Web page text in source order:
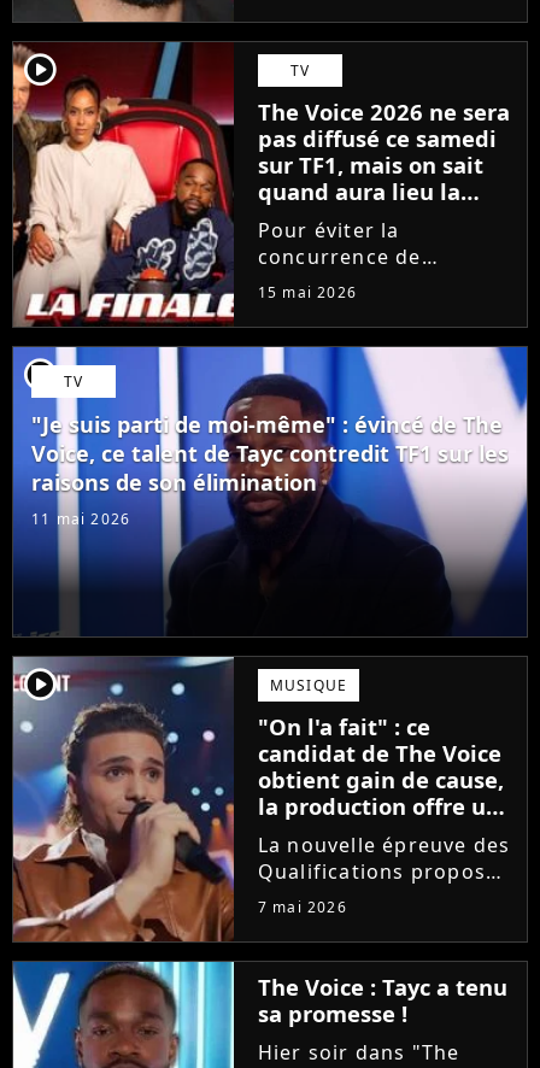
raison des accusations
portées contre lui, le
chanteur a choisi une
émission hautement
symbolique...
player2 TV
The Voice 2026 ne sera
pas diffusé ce samedi
sur TF1, mais on sait
quand aura lieu la
grande finale
Pour éviter la
concurrence de
l'Eurovision sur France
des programmes. Le
prochain épisode de
The Voice, consacré aux
Performances, est
avancé d'un jour. La...
15 mai 2026
player2 TV
"Je suis parti de moi-même" : évincé de The
Voice, ce talent de Tayc contredit TF1 sur les
raisons de son élimination
11 mai 2026
player2 MUSIQUE
"On l'a fait" : ce
candidat de The Voice
obtient gain de cause,
la production offre une
compensation à tous
les talents
La nouvelle épreuve des
Qualifications proposée
dans The Voice est loin
Furieux d'avoir vu sa
prestation être
raccourcie au montage,
Yanis Si Ah est monté
au...
7 mai 2026
The Voice : Tayc a tenu
sa promesse !
Hier soir dans "The